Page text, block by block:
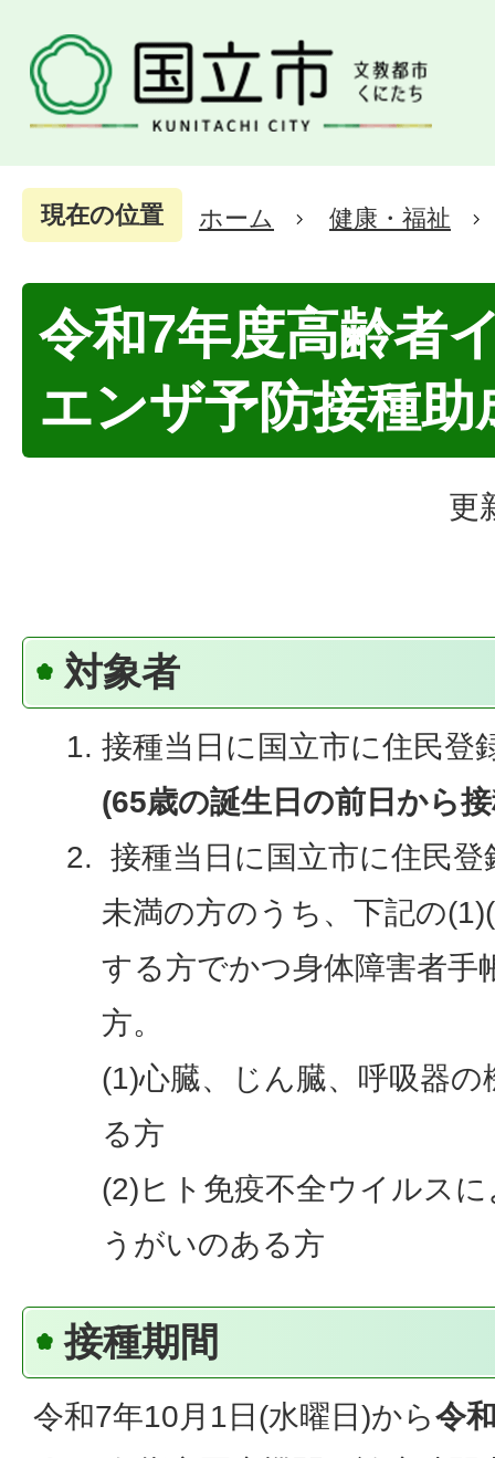
現在の位置 ホーム 健康・福祉
令和7年度高齢者
エンザ予防接種助
更
対象者
接種当日に国立市に住民登
(65歳の誕生日の前日から
接種当日に国立市に住民
未満の方のうち、下記の
する方でかつ身体障害者手
方。
(1)心臓、じん臓、呼吸器
る方
(2)ヒト免疫不全ウイルス
うがいのある方
接種期間
令和7年10月1日(水曜日)から令